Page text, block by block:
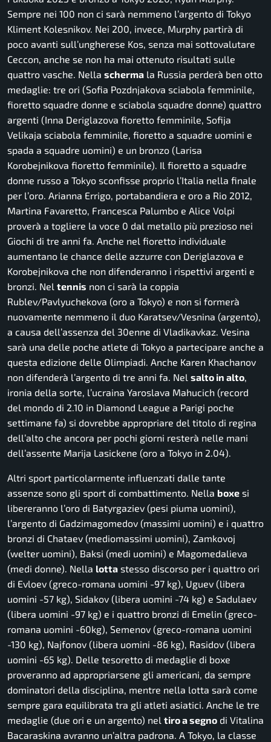
Sempre nei 100 non ci sarà nemmeno l’argento di Tokyo
Kliment Kolesnikov. Nei 200, invece, Murphy partirà di
poco avanti sull’ungherese Kos, senza mai sottovalutare
Ceccon, anche se non ha mai ottenuto risultati sulle
quattro vasche. Nella scherma la Russia perderà ben otto
medaglie: tre ori (Sofia Pozdnjakova sciabola femminile,
fioretto squadre donne e sciabola squadre donne) quattro
argenti (Inna Deriglazova fioretto femminile, Sofija
Velikaja sciabola femminile, fioretto a squadre uomini e
spada a squadre uomini) e un bronzo (Larisa
Korobejnikova fioretto femminile). Il fioretto a squadre
donne russo a Tokyo sconfisse proprio l’Italia nella finale
per l’oro. Arianna Errigo, portabandiera e oro a Rio 2012,
Martina Favaretto, Francesca Palumbo e Alice Volpi
proverà a togliere la voce 0 dal metallo più prezioso nei
Giochi di tre anni fa. Anche nel fioretto individuale
aumentano le chance delle azzurre con Deriglazova e
Korobejnikova che non difenderanno i rispettivi argenti e
bronzi. Nel tennis non ci sarà la coppia
Rublev/Pavlyuchekova (oro a Tokyo) e non si formerà
nuovamente nemmeno il duo Karatsev/Vesnina (argento),
a causa dell’assenza del 30enne di Vladikavkaz. Vesina
sarà una delle poche atlete di Tokyo a partecipare anche a
questa edizione delle Olimpiadi. Anche Karen Khachanov
non difenderà l’argento di tre anni fa. Nel salto in alto,
ironia della sorte, l’ucraina Yaroslava Mahucich (record
del mondo di 2.10 in Diamond League a Parigi poche
settimane fa) si dovrebbe appropriare del titolo di regina
dell’alto che ancora per pochi giorni resterà nelle mani
dell’assente Marija Lasickene (oro a Tokyo in 2.04).
Altri sport particolarmente influenzati dalle tante
assenze sono gli sport di combattimento. Nella boxe si
libereranno l’oro di Batyrgaziev (pesi piuma uomini),
l’argento di Gadzimagomedov (massimi uomini) e i quattro
bronzi di Chataev (mediomassimi uomini), Zamkovoj
(welter uomini), Baksi (medi uomini) e Magomedalieva
(medi donne). Nella lotta stesso discorso per i quattro ori
di Evloev (greco-romana uomini -97 kg), Uguev (libera
uomini -57 kg), Sidakov (libera uomini -74 kg) e Sadulaev
(libera uomini -97 kg) e i quattro bronzi di Emelin (greco-
romana uomini -60kg), Semenov (greco-romana uomini
-130 kg), Najfonov (libera uomini -86 kg), Rasidov (libera
uomini -65 kg). Delle tesoretto di medaglie di boxe
proveranno ad appropriarsene gli americani, da sempre
dominatori della disciplina, mentre nella lotta sarà come
sempre gara equilibrata tra gli atleti asiatici. Anche le tre
medaglie (due ori e un argento) nel tiro a segno di Vitalina
Bacaraskina avranno un’altra padrona. A Tokyo, la classe